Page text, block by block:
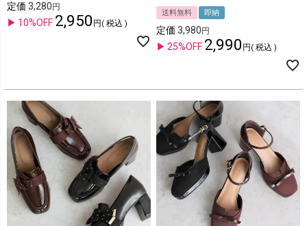
定価 3,280
10%OFF 2,950 税込
送料無料 即納
定価 3,980
25%OFF 2,990 税込